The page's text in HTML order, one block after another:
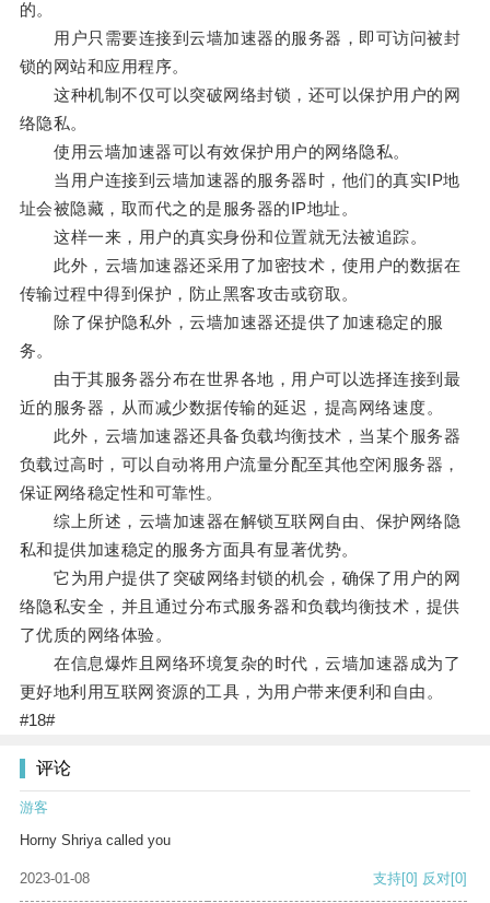
的。
用户只需要连接到云墙加速器的服务器，即可访问被封
锁的网站和应用程序。
这种机制不仅可以突破网络封锁，还可以保护用户的网
络隐私。
使用云墙加速器可以有效保护用户的网络隐私。
当用户连接到云墙加速器的服务器时，他们的真实IP地
址会被隐藏，取而代之的是服务器的IP地址。
这样一来，用户的真实身份和位置就无法被追踪。
此外，云墙加速器还采用了加密技术，使用户的数据在
传输过程中得到保护，防止黑客攻击或窃取。
除了保护隐私外，云墙加速器还提供了加速稳定的服
务。
由于其服务器分布在世界各地，用户可以选择连接到最
近的服务器，从而减少数据传输的延迟，提高网络速度。
此外，云墙加速器还具备负载均衡技术，当某个服务器
负载过高时，可以自动将用户流量分配至其他空闲服务器，
保证网络稳定性和可靠性。
综上所述，云墙加速器在解锁互联网自由、保护网络隐
私和提供加速稳定的服务方面具有显著优势。
它为用户提供了突破网络封锁的机会，确保了用户的网
络隐私安全，并且通过分布式服务器和负载均衡技术，提供
了优质的网络体验。
在信息爆炸且网络环境复杂的时代，云墙加速器成为了
更好地利用互联网资源的工具，为用户带来便利和自由。
#18#
评论
游客
Horny Shriya called you
2023-01-08 支持[0] 反对[0]